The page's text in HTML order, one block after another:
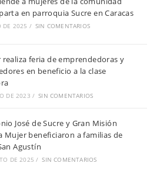
en parroquia Sucre en Caracas
DE 2025 / SIN COMENTARIOS
feria de emprendedoras y
en beneficio a la clase
DE 2023 / SIN COMENTARIOS
José de Sucre y Gran Misión
Mujer beneficiaron a familias de
Agustín
DE 2025 / SIN COMENTARIOS